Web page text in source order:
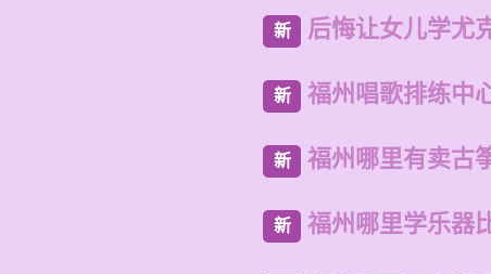
新 后悔让女儿学尤
新 福州唱歌排练中
新 福州哪里有卖古
新 福州哪里学乐器